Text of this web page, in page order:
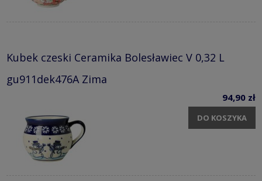
Kubek czeski Ceramika Bolesławiec V 0,32 L
gu911dek476A Zima
94,90 zł
DO KOSZYKA